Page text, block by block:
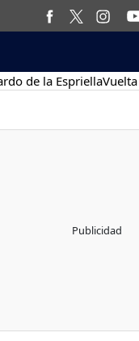
de la Espriella